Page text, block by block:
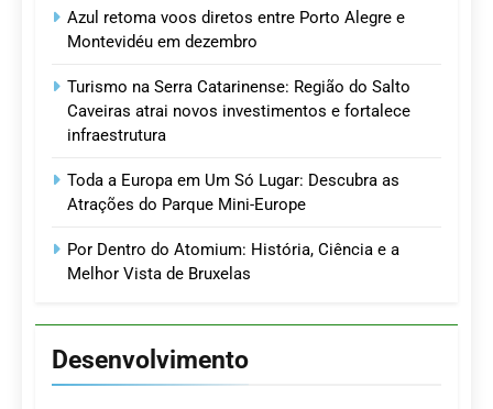
Azul retoma voos diretos entre Porto Alegre e
Montevidéu em dezembro
Turismo na Serra Catarinense: Região do Salto
Caveiras atrai novos investimentos e fortalece
infraestrutura
Toda a Europa em Um Só Lugar: Descubra as
Atrações do Parque Mini-Europe
Por Dentro do Atomium: História, Ciência e a
Melhor Vista de Bruxelas
Desenvolvimento